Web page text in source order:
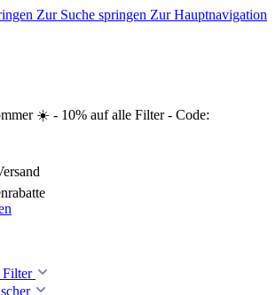
Zur Suche springen Zur Hauptnavigation
☀️ - 10% auf alle Filter - Code:
Filter